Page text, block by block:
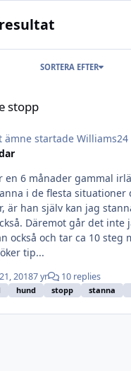
SORTERA EFTER
stopp
ämne startade Williams24
en 6 månader gammal
i de flesta situationer
är han själv kan jag
Däremot går det inte
också och tar ca 10 steg
tip...
20187 yr 10 replies
hund stopp stanna